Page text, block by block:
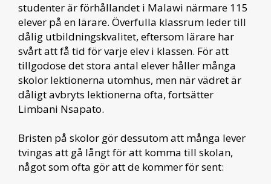
studenter är förhållandet i Malawi närmare 115
elever på en lärare. Överfulla klassrum leder till
dålig utbildningskvalitet, eftersom lärare har
svårt att få tid för varje elev i klassen. För att
tillgodose det stora antal elever håller många
skolor lektionerna utomhus, men när vädret är
dåligt avbryts lektionerna ofta, fortsätter
Limbani Nsapato.
Bristen på skolor gör dessutom att många lever
tvingas att gå långt för att komma till skolan,
något som ofta gör att de kommer för sent: